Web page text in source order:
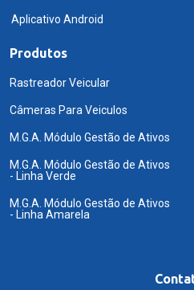
Aplicativo Android
Produtos
Rastreador Veicular
Câmeras Para Veiculos
M.G.A. Módulo Gestão de Ativos
M.G.A. Módulo Gestão de Ativos
- Linha Verde
M.G.A. Módulo Gestão de Ativos
- Linha Amarela